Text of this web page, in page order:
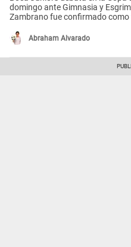
domingo ante Gimnasia y
Zambrano fue confirmado
Abraham Alvarado